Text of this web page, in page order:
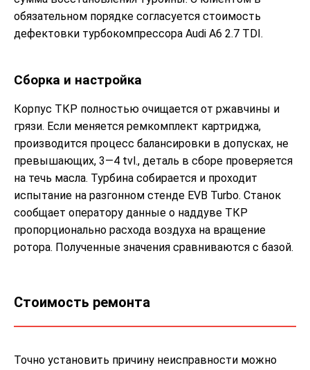
обязательном порядке согласуется стоимость
дефектовки турбокомпрессора Audi A6 2.7 TDI.
Сборка и настройка
Корпус ТКР полностью очищается от ржавчины и
грязи. Если меняется ремкомплект картриджа,
производится процесс балансировки в допусках, не
превышающих, 3—4 tvl., деталь в сборе проверяется
на течь масла. Турбина собирается и проходит
испытание на разгонном стенде EVB Turbo. Станок
сообщает оператору данные о наддуве ТКР
пропорционально расхода воздуха на вращение
ротора. Полученные значения сравниваются с базой.
Стоимость ремонта
Точно установить причину неисправности можно